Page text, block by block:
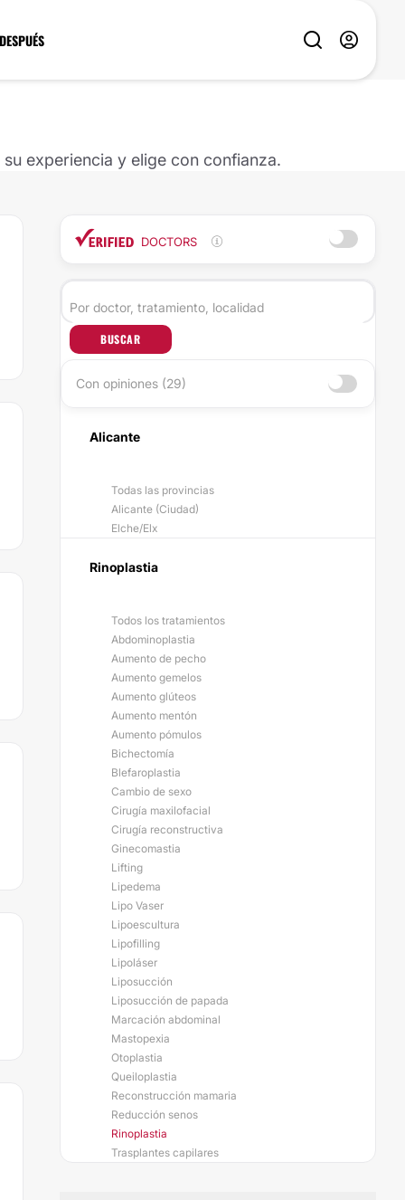
experiencia y elige con confianza.
DOCTORS
BUSCAR
Con opiniones (29)
Alicante
Todas las provincias
Alicante (Ciudad)
Elche/Elx
Rinoplastia
Todos los tratamientos
Abdominoplastia
Aumento de pecho
Aumento gemelos
Aumento glúteos
Aumento mentón
Aumento pómulos
Bichectomía
Blefaroplastia
Cambio de sexo
Cirugía maxilofacial
Cirugía reconstructiva
Ginecomastia
Lifting
Lipedema
Lipo Vaser
Lipoescultura
Lipofilling
Lipoláser
Liposucción
Liposucción de papada
Marcación abdominal
Mastopexia
Otoplastia
Queiloplastia
Reconstrucción mamaria
Reducción senos
Rinoplastia
Trasplantes capilares